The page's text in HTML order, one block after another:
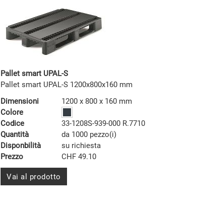
Pallet smart UPAL-S
Pallet smart UPAL-S 1200x800x160 mm
Dimensioni
1200 x 800 x 160 mm
Colore
Codice
33-1208S-939-000 R.7710
Quantità
da 1000 pezzo(i)
Disponbilità
su richiesta
Prezzo
CHF 49.10
Vai al prodotto